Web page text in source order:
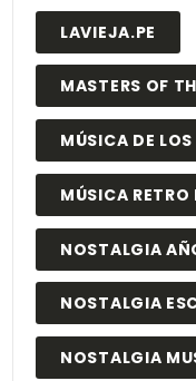
LAVIEJA.PE
MASTERS OF
MÚSICA DE
MÚSICA RETRO
NOSTALGIA
NOSTALGIA
NOSTALGIA